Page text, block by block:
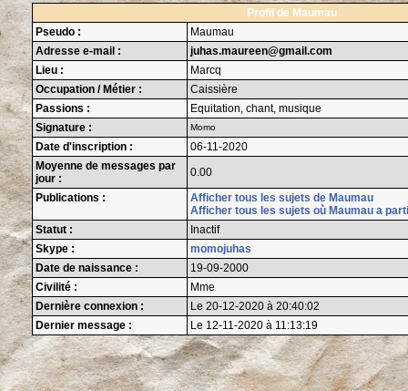
Profil de Maumau
Pseudo :
Maumau
Adresse e-mail :
juhas.maureen@gmail.com
Lieu :
Marcq
Occupation / Métier :
Caissière
Passions :
Equitation, chant, musique
Signature :
Momo
Date d'inscription :
06-11-2020
Moyenne de messages par
jour :
0.00
Publications :
Afficher tous les sujets de Maumau
Afficher tous les sujets où Maumau a
Statut :
Inactif
Skype :
momojuhas
Date de naissance :
19-09-2000
Civilité :
Mme
Dernière connexion :
Le 20-12-2020 à 20:40:02
Dernier message :
Le 12-11-2020 à 11:13:19